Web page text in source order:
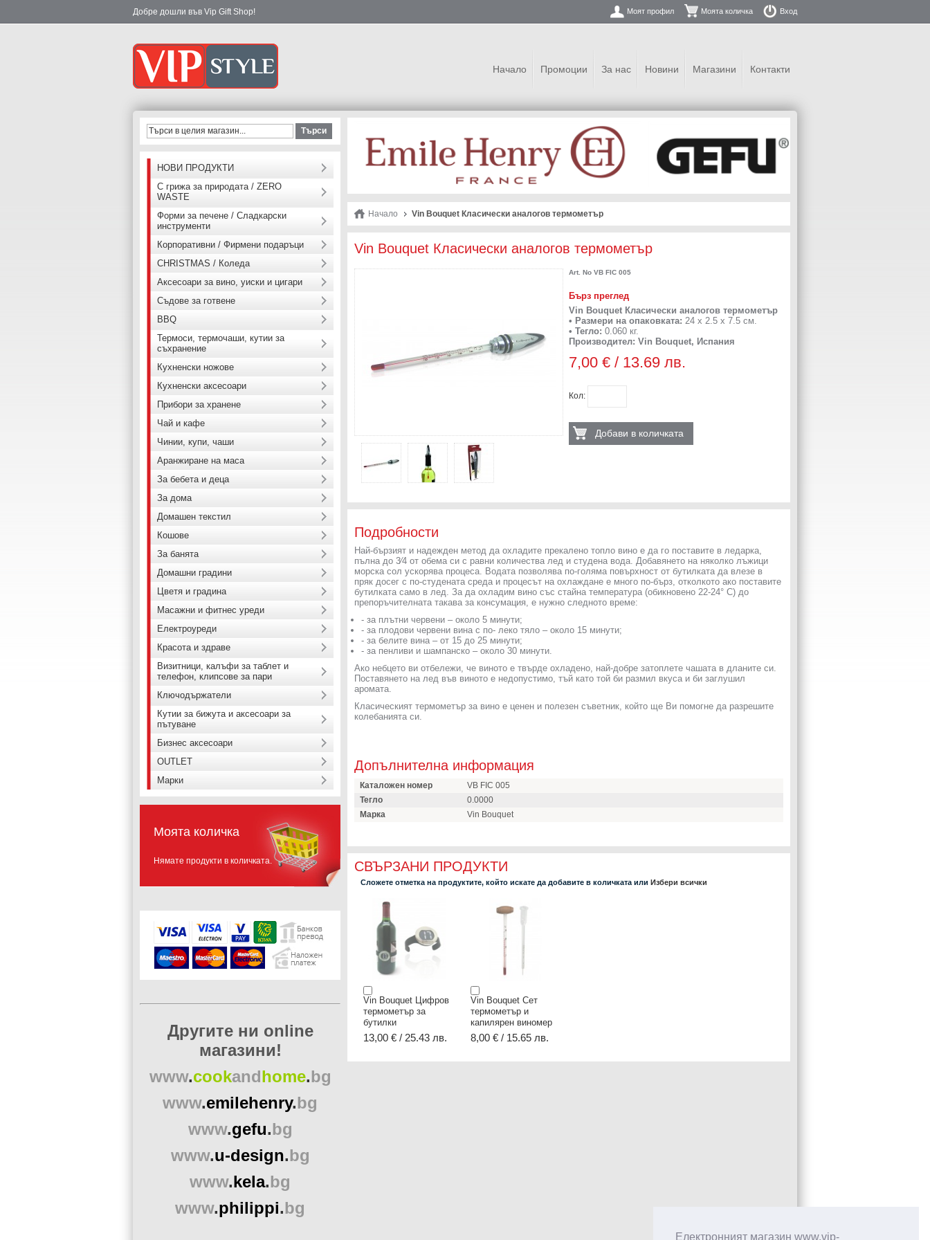
Електронният магазин www.vip-
Добре дошли във Vip Gift Shop! Моят профил Моята количка Вход
Начало Промоции За нас Новини Магазини Контакти
Начало Vin Bouquet Класически аналогов термометър
Vin Bouquet Класически аналогов термометър
Art. No VB FIC 005
Бърз преглед
Vin Bouquet Класически аналогов термометър
• Размери на опаковката: 24 x 2.5 x 7.5 см.
• Тегло: 0.060 кг.
Производител: Vin Bouquet, Испания
7,00 € / 13.69 лв.
Кол:
Добави в количката
Подробности
Най-бързият и надежден метод да охладите прекалено топло вино е да го поставите в ледарка,
пълна до 3⁄4 от обема си с равни количества лед и студена вода. Добавянето на няколко лъжици
морска сол ускорява процеса. Водата позволява по-голяма повърхност от бутилката да влезе в
пряк досег с по-студената среда и процесът на охлаждане е много по-бърз, отколкото ако поставите
бутилката само в лед. За да охладим вино със стайна температура (обикновено 22-24° C) до
препоръчителната такава за консумация, е нужно следното време:
- за плътни червени – около 5 минути;
- за плодови червени вина с по- леко тяло – около 15 минути;
- за белите вина – от 15 до 25 минути;
- за пенливи и шампанско – около 30 минути.
Ако небцето ви отбележи, че виното е твърде охладено, най-добре затоплете чашата в дланите си.
Поставянето на лед във виното е недопустимо, тъй като той би размил вкуса и би заглушил
аромата.
Класическият термометър за вино е ценен и полезен съветник, който ще Ви помогне да разрешите
колебанията си.
Допълнителна информация
Каталожен номер
VB FIC 005
Тегло
0.0000
Марка
Vin Bouquet
СВЪРЗАНИ ПРОДУКТИ
Сложете отметка на продуктите, който искате да добавите в количката или Избери всички
Vin Bouquet Цифров
термометър за
бутилки
13,00 € / 25.43 лв.
Vin Bouquet Сет
термометър и
капилярен виномер
8,00 € / 15.65 лв.
Търси
НОВИ ПРОДУКТИ
С грижа за природата / ZERO
WASTE
Форми за печене / Сладкарски
инструменти
Корпоративни / Фирмени подаръци
CHRISTMAS / Коледа
Аксесоари за вино, уиски и цигари
Съдове за готвене
BBQ
Термоси, термочаши, кутии за
съхранение
Кухненски ножове
Кухненски аксесоари
Прибори за хранене
Чай и кафе
Чинии, купи, чаши
Аранжиране на маса
За бебета и деца
За дома
Домашен текстил
Кошове
За банята
Домашни градини
Цветя и градина
Масажни и фитнес уреди
Електроуреди
Красота и здраве
Визитници, калъфи за таблет и
телефон, клипсове за пари
Ключодържатели
Кутии за бижута и аксесоари за
пътуване
Бизнес аксесоари
OUTLET
Марки
Моята количка
Нямате продукти в количката.
Другите ни online
магазини!
www.cookandhome.bg
www.emilehenry.bg
www.gefu.bg
www.u-design.bg
www.kela.bg
www.philippi.bg